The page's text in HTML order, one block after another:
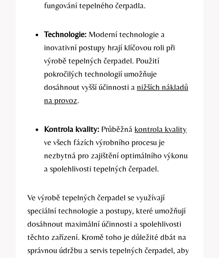
fungování tepelného čerpadla.
Technologie: Moderní technologie a
inovativní postupy hrají klíčovou roli při
výrobě tepelných čerpadel. Použití
pokročilých technologií umožňuje
dosáhnout vyšší účinnosti a nižších nákladů
na provoz.
Kontrola kvality: Průběžná kontrola kvality
ve všech fázích výrobního procesu je
nezbytná pro zajištění optimálního výkonu
a spolehlivosti tepelných čerpadel.
Ve výrobě tepelných čerpadel se využívají
speciální technologie a postupy, které umožňují
dosáhnout maximální účinnosti a spolehlivosti
těchto zařízení. Kromě toho je důležité dbát na
správnou údržbu a servis tepelných čerpadel, aby